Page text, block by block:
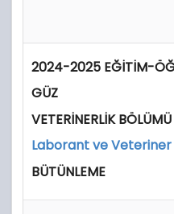
2024-2025 EĞİTİM-
GÜZ
VETERİNERLİK BÖLÜMÜ
Laborant ve Veteriner
BÜTÜNLEME